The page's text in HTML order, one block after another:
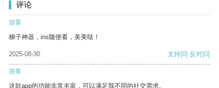
评论
游客
梯子神器，ins随便看，美美哒！
2025-08-30 支持[0] 反对[0]
游客
这款app的功能非常丰富，可以满足我不同的社交需求。